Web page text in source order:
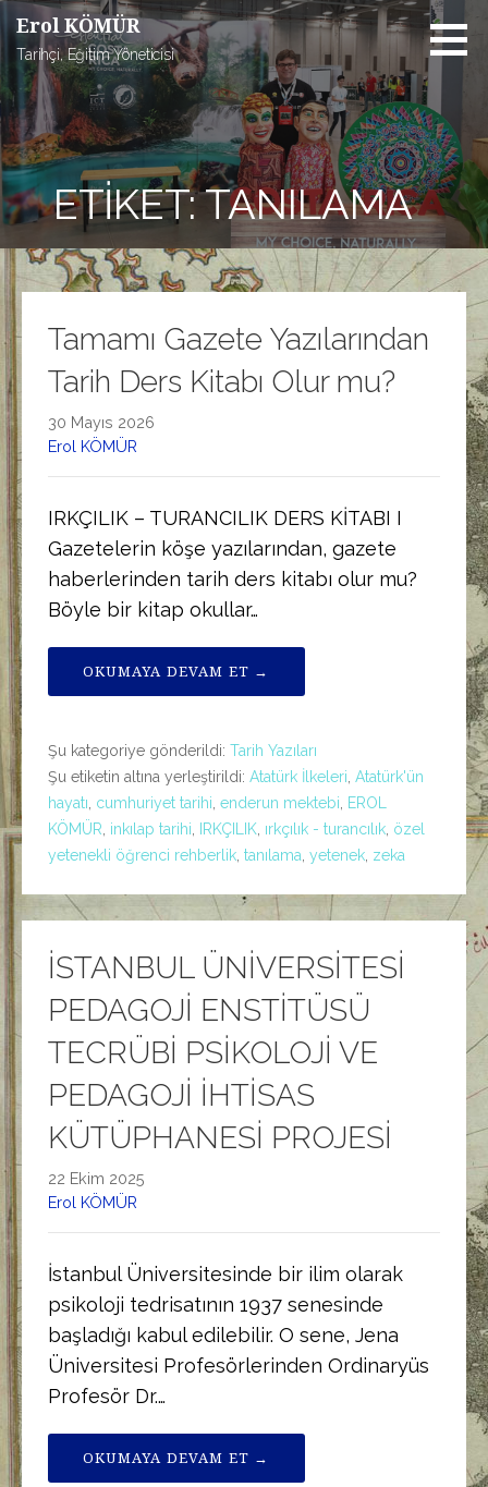
İçeriğe
atla
Erol KÖMÜR
Tarihçi, Eğitim Yöneticisi
ETIKET: TANILAMA
Tamamı Gazete Yazılarından
Tarih Ders Kitabı Olur mu?
30 Mayıs 2026
Erol KÖMÜR
IRKÇILIK – TURANCILIK DERS KİTABI I
Gazetelerin köşe yazılarından, gazete
haberlerinden tarih ders kitabı olur mu?
Böyle bir kitap okullar…
OKUMAYA DEVAM ET →
Şu kategoriye gönderildi: Tarih Yazıları
Şu etiketin altına yerleştirildi: Atatürk İlkeleri Atatürk'ün
hayatı cumhuriyet tarihi enderun mektebi
EROL
KÖMÜR inkılap tarihi IRKÇILIK ırkçılık - turancılık özel
yetenekli öğrenci rehberlik tanılama yetenek zeka
İSTANBUL ÜNİVERSİTESİ
PEDAGOJİ ENSTİTÜSÜ
TECRÜBİ PSİKOLOJİ VE
PEDAGOJİ İHTİSAS
KÜTÜPHANESİ PROJESİ
22 Ekim 2025
Erol KÖMÜR
İstanbul Üniversitesinde bir ilim olarak
psikoloji tedrisatının 1937 senesinde
başladığı kabul edilebilir. O sene, Jena
Üniversitesi Profesörlerinden Ordinaryüs
Profesör Dr.…
OKUMAYA DEVAM ET →